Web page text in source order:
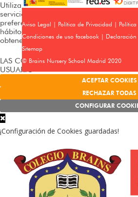
Aviso Legal | Política de Privacidad |
Condiciones de uso facebook|
Sitemap
© Brains Nursery School Madrid 2020
Utilizamos cookies propias y de
servicios y mostrarte publicidad
preferencias en base a un perfil
hábitos de navegación (p. ej. páginas
obtener más información y configurar
LAS COOKIES FUNCIONAN SIN EL
USUARIO
ACEPTAR COOKIES
CONFIGURAR
RECHAZAR TODAS
¡Configuración de Cookies guardadas!